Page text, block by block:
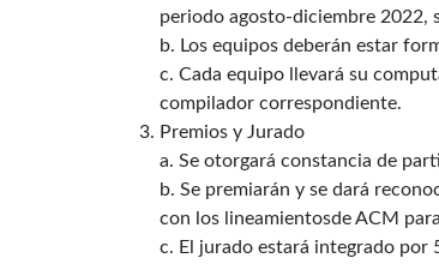
periodo agosto-diciembre 2022,
b. Los equipos deberán estar
c. Cada equipo llevará su
compilador correspondiente.
Premios y Jurado
a. Se otorgará constancia de
b. Se premiarán y se dará
con los lineamientosde ACM
c. El jurado estará integrado por